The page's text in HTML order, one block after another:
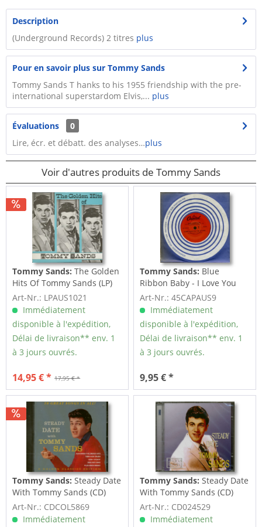
Description
(Underground Records) 2 titres plus
Pour en savoir plus sur Tommy Sands
Tommy Sands T hanks to his 1955 friendship with the pre-
international superstardom Elvis,... plus
Évaluations
0
Lire, écr. et débatt. des analyses…plus
Voir d'autres produits de Tommy Sands
Tommy Sands:The Golden
Hits Of Tommy Sands (LP)
Art-Nr.: LPAUS1021
Immédiatement
disponible à l'expédition,
Délai de livraison** env. 1
à 3 jours ouvrés.
17,95 € *
14,95 € *
Tommy Sands: Blue
Ribbon Baby - I Love You
Because (7inch,...
Art-Nr.: 45CAPAUS9
Immédiatement
disponible à l'expédition,
Délai de livraison** env. 1
à 3 jours ouvrés.
9,95 € *
Tommy Sands:Steady Date
With Tommy Sands (CD)
Art-Nr.: CDCOL5869
Immédiatement
Tommy Sands:Steady Date
With Tommy Sands (CD)
Art-Nr.: CD024529
Immédiatement